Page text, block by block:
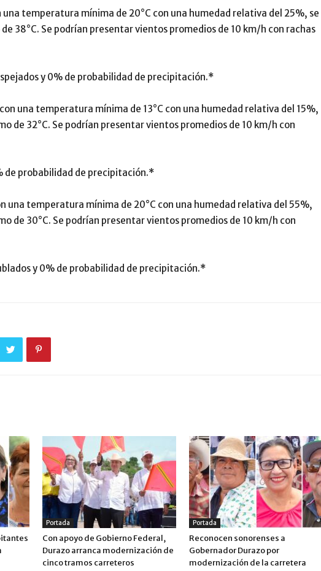
temperatura mínima de 20°C con una humedad relativa del 25%, se
38°C. Se podrían presentar vientos promedios de 10 km/h con rachas
y 0% de probabilidad de precipitación.*
una temperatura mínima de 13°C con una humedad relativa del 15%,
de 32°C. Se podrían presentar vientos promedios de 10 km/h con
de probabilidad de precipitación.*
una temperatura mínima de 20°C con una humedad relativa del 55%,
de 30°C. Se podrían presentar vientos promedios de 10 km/h con
y 0% de probabilidad de precipitación.*
Portada
Con apoyo de Gobierno Federal,
Durazo arranca modernización de
cinco tramos carreteros
Portada
Reconocen sonorenses a
Gobernador Durazo por
modernización de la carretera